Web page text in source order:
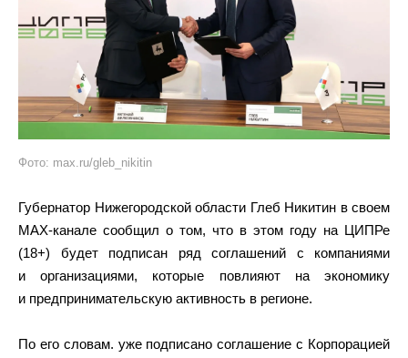
Фото: max.ru/gleb_nikitin
Губернатор Нижегородской области Глеб Никитин в своем
MAX-канале сообщил о том, что в этом году на ЦИПРе
(18+) будет подписан ряд соглашений с компаниями
и организациями, которые повлияют на экономику
и предпринимательскую активность в регионе.
По его словам. уже подписано соглашение с Корпорацией